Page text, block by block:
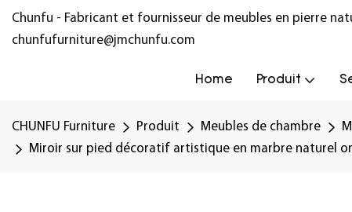
Chunfu - Fabricant et fournisseur de meubles en pierre
chunfufurniture@jmchunfu.com
Home Produit
CHUNFU Furniture Produit Meubles de chambre
Miroir sur pied décoratif artistique en marbre naturel